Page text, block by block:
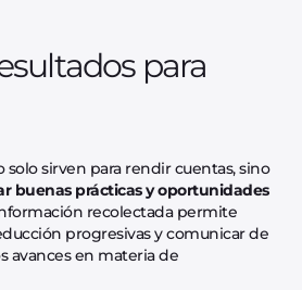
para
sirven para rendir cuentas, sino
buenas prácticas y oportunidades
recolectada permite
progresivas y comunicar de
avances en materia de